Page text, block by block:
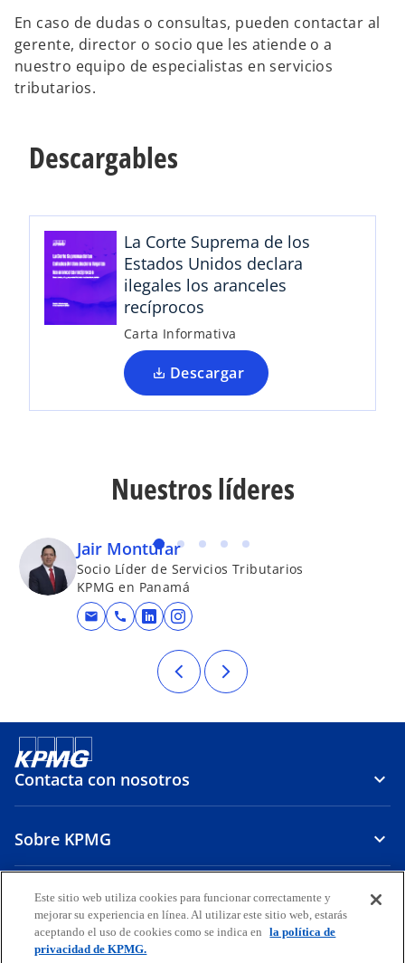
En caso de dudas o consultas, pueden contactar al
gerente, director o socio que les atiende o a
nuestro equipo de especialistas en servicios
tributarios.
Descargables
La Corte Suprema de los
Estados Unidos declara
ilegales los aranceles
recíprocos
Carta Informativa
Descargar
e
e
n
u
n
a
e
s
a
u
v
Nuestros líderes
Jair Montúfar
Socio Líder de Servicios Tributarios
KPMG en Panamá
mail call se abre en una pestaña nueva
se abre en una pestaña nueva
Contacta con nosotros
Sobre KPMG
Carrera
s
s
Este sitio web utiliza cookies para funcionar correctamente y
mejorar su experiencia en línea. Al utilizar este sitio web, estarás
aceptando el uso de cookies como se indica en
la política de
privacidad de KPMG.